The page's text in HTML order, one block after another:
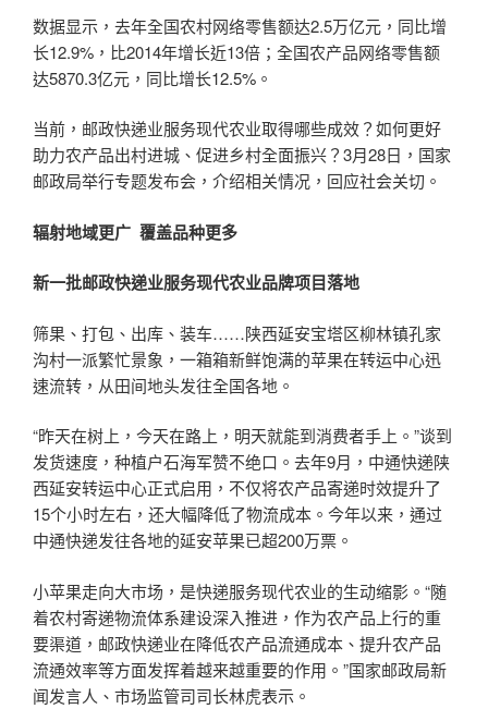
数据显示，去年全国农村网络零售额达2.5万亿元，同比增
长12.9%，比2014年增长近13倍；全国农产品网络零售额
达5870.3亿元，同比增长12.5%。
当前，邮政快递业服务现代农业取得哪些成效？如何更好
助力农产品出村进城、促进乡村全面振兴？3月28日，国家
邮政局举行专题发布会，介绍相关情况，回应社会关切。
辐射地域更广 覆盖品种更多
新一批邮政快递业服务现代农业品牌项目落地
筛果、打包、出库、装车……陕西延安宝塔区柳林镇孔家
沟村一派繁忙景象，一箱箱新鲜饱满的苹果在转运中心迅
速流转，从田间地头发往全国各地。
“昨天在树上，今天在路上，明天就能到消费者手上。”谈到
发货速度，种植户石海军赞不绝口。去年9月，中通快递陕
西延安转运中心正式启用，不仅将农产品寄递时效提升了
15个小时左右，还大幅降低了物流成本。今年以来，通过
中通快递发往各地的延安苹果已超200万票。
小苹果走向大市场，是快递服务现代农业的生动缩影。“随
着农村寄递物流体系建设深入推进，作为农产品上行的重
要渠道，邮政快递业在降低农产品流通成本、提升农产品
流通效率等方面发挥着越来越重要的作用。”国家邮政局新
闻发言人、市场监管司司长林虎表示。